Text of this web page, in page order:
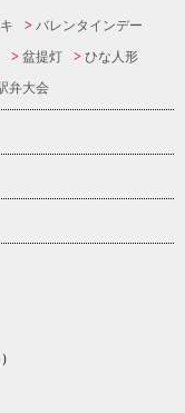
バレンタインデー
盆提灯
ひな人形
弁大会